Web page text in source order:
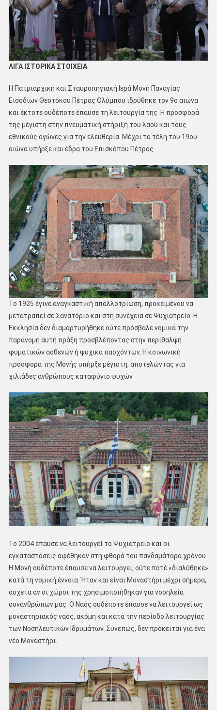
ΛΙΓΑ ΙΣΤΟΡΙΚΑ ΣΤΟΙΧΕΙΑ
Η Πατριαρχική και Σταυροπηγιακή Ιερά Μονή Παναγίας
Εισοδίων Θεοτόκου Πέτρας Ολύμπου ιδρύθηκε τον 9ο αιώνα
και έκτοτε ουδέποτε έπαυσε τη λειτουργία της. Η προσφορά
της μέγιστη στην πνευματική στήριξη του λαού και τους
εθνικούς αγώνες για την ελευθερία. Μέχρι τα τέλη του 19ου
αιώνα υπήρξε και έδρα του Επισκόπου Πέτρας.
Το 1925 έγινε αναγκαστική απαλλοτρίωση, προκειμένου να
μετατραπεί σε Σανατόριο και στη συνέχεια σε Ψυχιατρείο. Η
Εκκλησία δεν διαμαρτυρήθηκε ούτε πρόσβαλε νομικά την
παράνομη αυτή πράξη προσβλέποντας στην περίθαλψη
φυματικών ασθενών ή ψυχικά πασχόντων. Η κοινωνική
προσφορά της Μονής υπήρξε μέγιστη, αποτελώντας για
χιλιάδες ανθρώπους καταφύγιο ψυχών.
Το 2004 έπαυσε να λειτουργεί το Ψυχιατρείο και οι
εγκαταστάσεις αφέθηκαν στη φθορά του πανδαμάτορα χρόνου.
Η Μονή ουδέποτε έπαυσε να λειτουργεί, ούτε ποτέ «διαλύθηκε»
κατά τη νομική έννοια. Ήταν και είναι Μοναστήρι μέχρι σήμερα,
άσχετα αν οι χώροι της χρησιμοποιήθηκαν για νοσηλεία
συνανθρώπων μας. Ο Ναός ουδέποτε έπαυσε να λειτουργεί ως
μοναστηριακός ναός, ακόμη και κατά την περίοδο λειτουργίας
των Νοσηλευτικών Ιδρυμάτων. Συνεπώς, δεν πρόκειται για ένα
νέο Μοναστήρι.